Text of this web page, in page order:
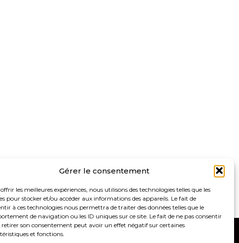
Gérer le consentement
les meilleures expériences, nous utilisons des technologies telles que les
pour stocker et/ou accéder aux informations des appareils. Le fait de
à ces technologies nous permettra de traiter des données telles que le
de navigation ou les ID uniques sur ce site. Le fait de ne pas consentir
retirer son consentement peut avoir un effet négatif sur certaines
et fonctions.